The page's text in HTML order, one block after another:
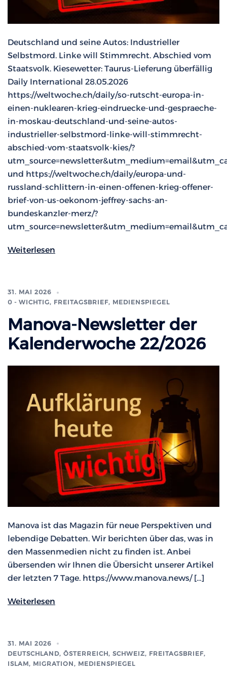
Deutschland und seine Autos: Industrieller
Selbstmord. Linke will Stimmrecht. Abschied vom
Staatsvolk. Kiesewetter: Taurus-Lieferung überfällig
Daily International 28.05.2026
https://weltwoche.ch/daily/so-rutscht-europa-in-
einen-nuklearen-krieg-eindruecke-und-gespraeche-
in-moskau-deutschland-und-seine-autos-
industrieller-selbstmord-linke-will-stimmrecht-
abschied-vom-staatsvolk-kies/?
und https://weltwoche.ch/daily/europa-und-
russland-schlittern-in-einen-offenen-krieg-offener-
brief-von-us-oekonom-jeffrey-sachs-an-
bundeskanzler-merz/?
Weiterlesen
31. MAI 2026
0 - WICHTIG, FREITAGSBRIEF, MEDIENSPIEGEL
Manova-Newsletter der
Kalenderwoche 22/2026
Manova ist das Magazin für neue Perspektiven und
lebendige Debatten. Wir berichten über das, was in
den Massenmedien nicht zu finden ist. Anbei
übersenden wir Ihnen die Übersicht unserer Artikel
der letzten 7 Tage. https://www.manova.news/ […]
Weiterlesen
31. MAI 2026
DEUTSCHLAND, ÖSTERREICH, SCHWEIZ, FREITAGSBRIEF,
ISLAM, MIGRATION, MEDIENSPIEGEL